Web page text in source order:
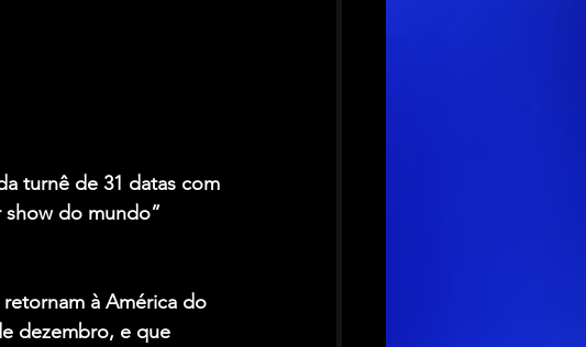
turnê de 31 datas com
show do mundo”
à América do
dezembro, e que